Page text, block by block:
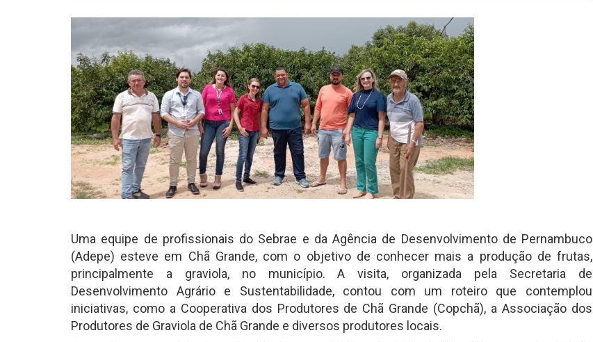
Uma equipe de profissionais do Sebrae e da Agência de Desenvolvimento de Pernambuco
(Adepe) esteve em Chã Grande, com o objetivo de conhecer mais a produção de frutas,
principalmente a graviola, no município. A visita, organizada pela Secretaria de
Desenvolvimento Agrário e Sustentabilidade, contou com um roteiro que contemplou
iniciativas, como a Cooperativa dos Produtores de Chã Grande (Copchã), a Associação dos
Produtores de Graviola de Chã Grande e diversos produtores locais.